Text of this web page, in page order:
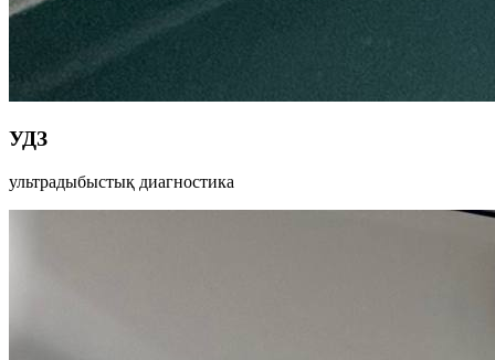
УДЗ
ультрадыбыстық диагностика